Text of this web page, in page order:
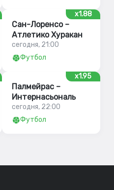
x1.88
Сан-Лоренсо –
Атлетико Хуракан
сегодня, 21:00
Футбол
x1.95
Палмейрас –
Интернасьональ
сегодня, 22:00
Футбол